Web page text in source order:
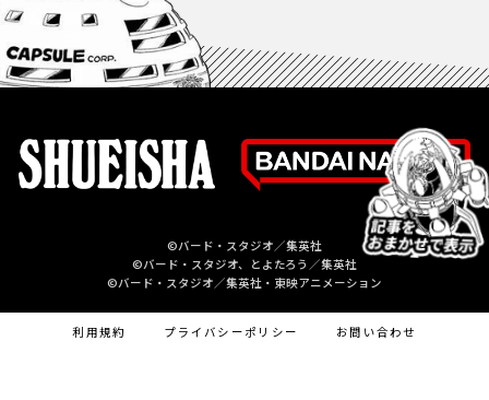
©バード・スタジオ／集英社
©バード・スタジオ、とよたろう／集英社
©バード・スタジオ／集英社・東映アニメーション
利用規約 プライバシーポリシー お問い合わせ